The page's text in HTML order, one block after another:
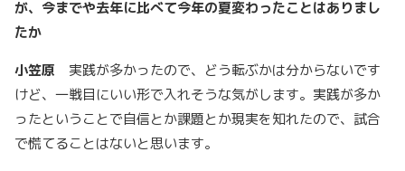
が、今までや去年に比べて今年の夏変わったことはありまし
たか
小笠原 実践が多かったので、どう転ぶかは分からないです
けど、一戦目にいい形で入れそうな気がします。実践が多か
ったということで自信とか課題とか現実を知れたので、試合
で慌てることはないと思います。